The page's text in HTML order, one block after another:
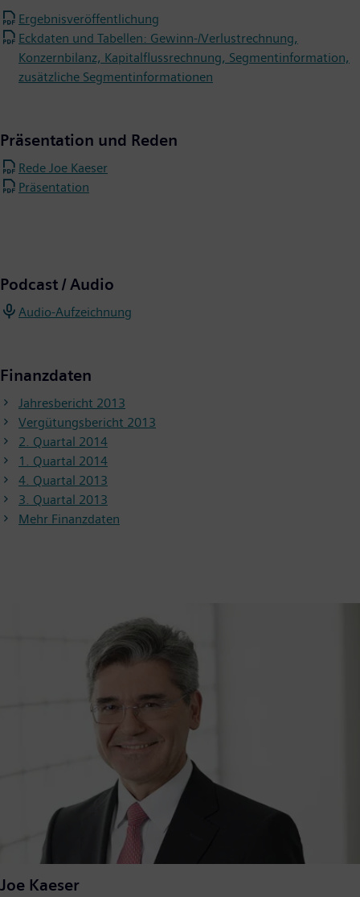
Ergebnisveröffentlichung
Eckdaten und Tabellen: Gewinn-/Verlustrechnung,
Konzernbilanz, Kapitalflussrechnung, Segmentinformation,
zusätzliche Segmentinformationen
Präsentation und Reden
Rede Joe Kaeser
Präsentation
Podcast / Audio
Audio-Aufzeichnung
Finanzdaten
Jahresbericht 2013
Vergütungsbericht 2013
2. Quartal 2014
1. Quartal 2014
4. Quartal 2013
3. Quartal 2013
Mehr Finanzdaten
Joe Kaeser